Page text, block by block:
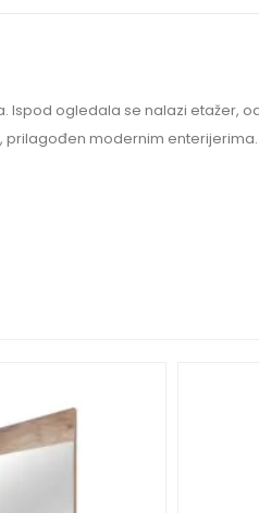
ogledala se nalazi etažer,
prilagođen modernim enterijerima.